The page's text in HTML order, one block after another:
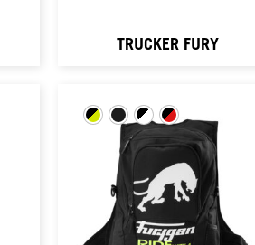
TRUCKER FURY